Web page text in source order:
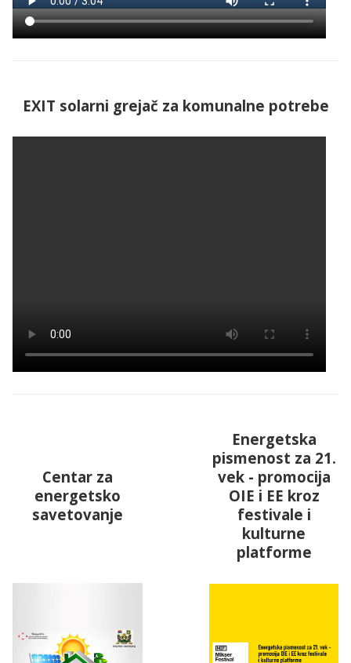
EXIT solarni grejač za komunalne potrebe
Centar za
energetsko
savetovanje
Energetska
pismenost za 21.
vek - promocija
OIE i EE kroz
festivale i
kulturne
platforme